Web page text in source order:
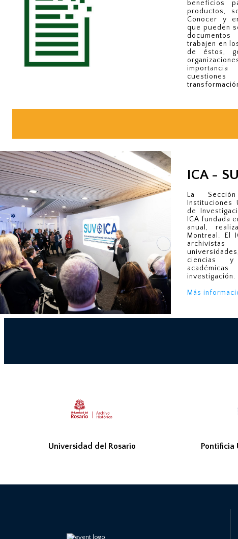
beneficios
productos,
Conocer y
que pueden
trabajen en
de éstos,
ICA -
La
Instituciones
de
ICA fundada
anual,
Montreal. El
ciencias y
investigación.
Más
Universidad del Rosario Pontificia